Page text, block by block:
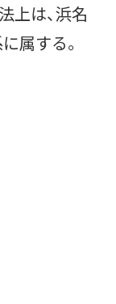
上は、浜名
属する。